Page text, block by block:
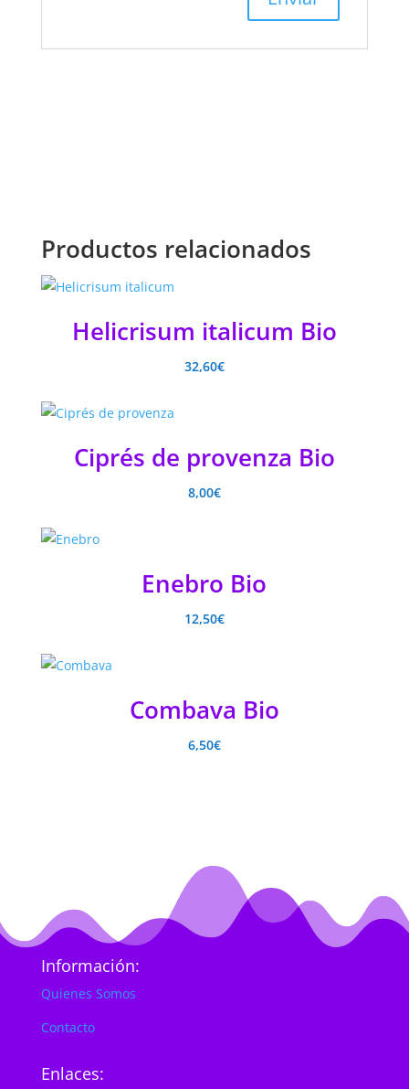
Productos relacionados
Helicrisum italicum Bio
32,60€
Ciprés de provenza Bio
8,00€
Enebro Bio
12,50€
Combava Bio
6,50€
Información:
Quienes Somos
Contacto
Enlaces: